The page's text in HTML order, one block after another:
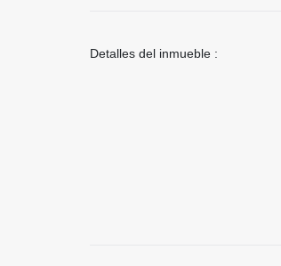
Detalles del inmueble :